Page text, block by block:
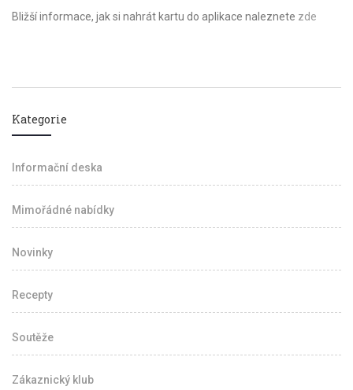
Bližší informace, jak si nahrát kartu do aplikace naleznete zde
Kategorie
Informační deska
Mimořádné nabídky
Novinky
Recepty
Soutěže
Zákaznický klub